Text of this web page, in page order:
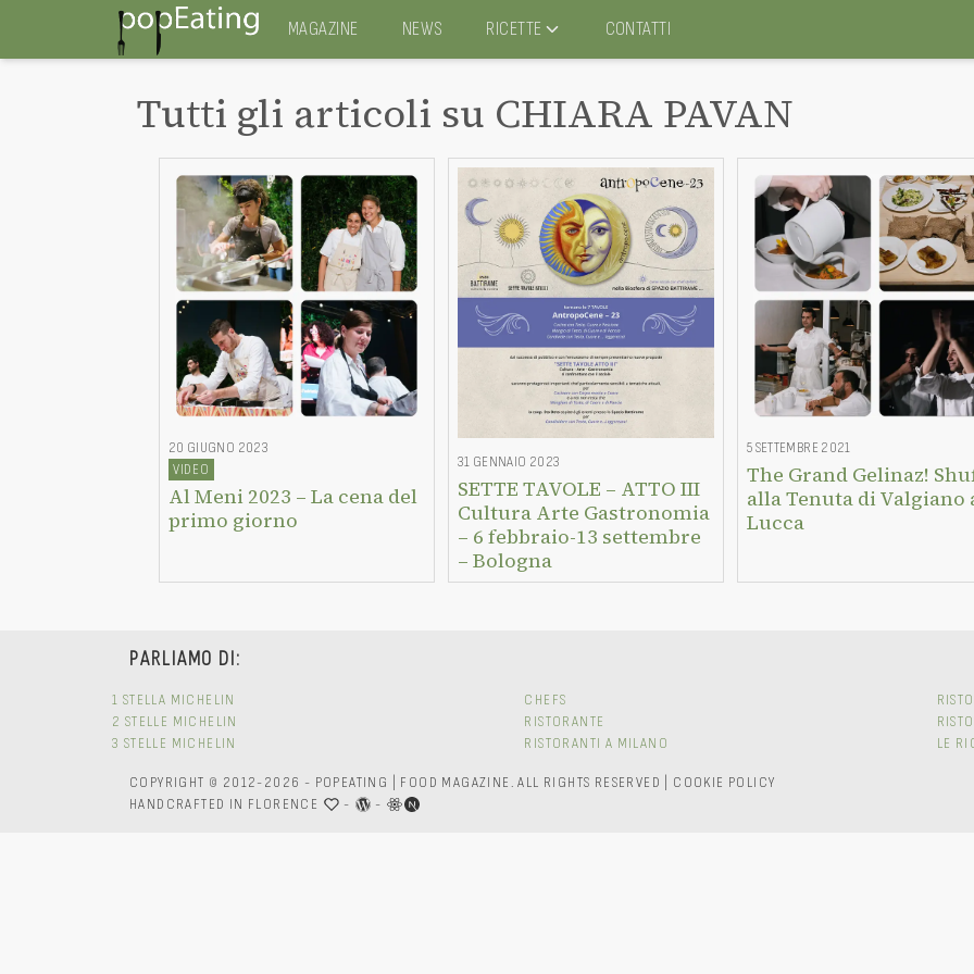
MAGAZINE NEWS RICETTE CONTATTI
Tutti gli articoli su CHIARA PAVAN
20 GIUGNO 2023
VIDEO
Al Meni 2023 – La cena del
primo giorno
31 GENNAIO 2023
SETTE TAVOLE – ATTO III
Cultura Arte Gastronomia
– 6 febbraio-13 settembre
– Bologna
5 SETTEMBRE 2021
The Grand Gelinaz!
alla Tenuta di Valgiano
Lucca
PARLIAMO DI:
1 STELLA MICHELIN
2 STELLE MICHELIN
3 STELLE MICHELIN
CHEFS
RISTORANTE
RISTORANTI A MILANO
LE
COPYRIGHT © 2012-2026 - POPEATING | FOOD MAGAZINE.ALL RIGHTS RESERVED
COOKIE POLICY
HANDCRAFTED IN FLORENCE
- -